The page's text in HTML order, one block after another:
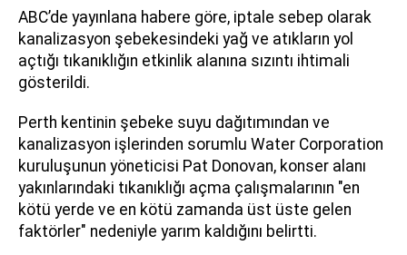
ABC’de yayınlana habere göre, iptale sebep olarak
kanalizasyon şebekesindeki yağ ve atıkların yol
açtığı tıkanıklığın etkinlik alanına sızıntı ihtimali
gösterildi.
Perth kentinin şebeke suyu dağıtımından ve
kanalizasyon işlerinden sorumlu Water Corporation
kuruluşunun yöneticisi Pat Donovan, konser alanı
yakınlarındaki tıkanıklığı açma çalışmalarının "en
kötü yerde ve en kötü zamanda üst üste gelen
faktörler" nedeniyle yarım kaldığını belirtti.